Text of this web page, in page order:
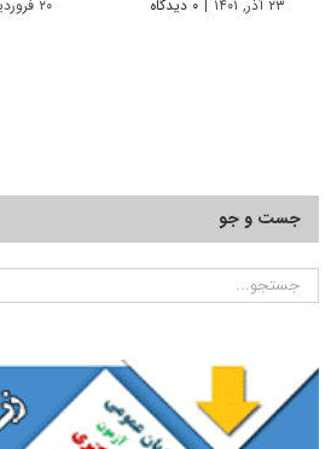
۲۳ آذر, ۱۴۰۱ | ۰ دیدگاه ۲۰ فروردین, ۱۴۰۱
جست و جو
جستجو